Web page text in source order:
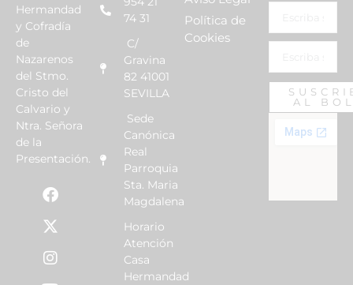
Hermandad
y Cofradía
de
Nazarenos
del Stmo.
Cristo del
Calvario y
Ntra. Señora
de la
Presentación.
74 31
C/
Gravina
82 41001
SEVILLA
Sede
Canónica
Real
Parroquia
Sta. Maria
Magdalena
Horario
Atención
Casa
Hermandad
Política de
Cookies
AL